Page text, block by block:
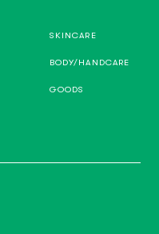
SKINCARE
BODY/HANDCARE
GOODS